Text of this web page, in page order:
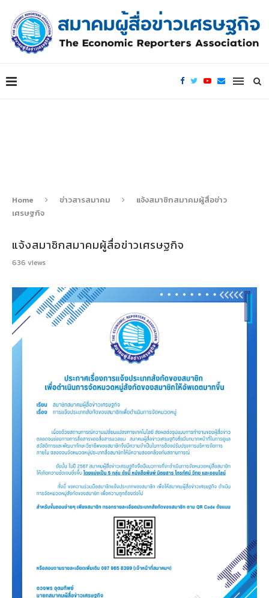
Home ข่าวสารสมาคม
แจ้งสมาชิกสมาคมผู้สื่อข่าว
เศรษฐกิจ
แจ้งสมาชิกสมาคมผู้สื่อข่าวเศรษฐกิจ
636 views